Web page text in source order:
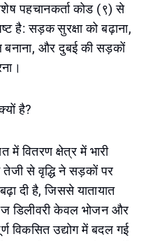
पहचानकर्ता कोड (९) से
है: सड़क सुरक्षा को बढ़ाना,
और दुबई की सड़कों
है?
में वितरण क्षेत्र में भारी
से वृद्धि ने सड़कों पर
दी है, जिससे यातायात
डिलीवरी केवल भोजन और
विकसित उद्योग में बदल गई